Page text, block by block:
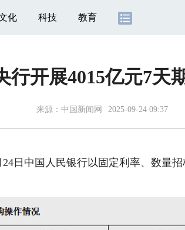
化 科技 教育
行开展4015亿元7天
来源： 中国新闻网 2025-09-24 09:37
日中国人民银行以固定利率、数量招